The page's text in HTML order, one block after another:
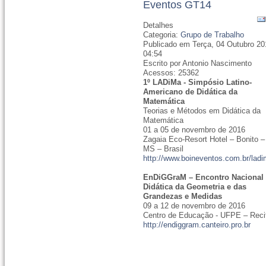
Eventos GT14
Detalhes
Categoria:Grupo de Trabalho
Publicado em Terça, 04 Outubro
04:54
Escrito por Antonio Nascimento
Acessos: 25362
1º LADiMa - Simpósio Latino-
Americano de Didática da
Matemática
Teorias e Métodos em Didática da
Matemática
01 a 05 de novembro de 2016
Zagaia Eco-Resort Hotel – Bonito –
MS – Brasil
http://www.boineventos.com.br/
EnDiGGraM – Encontro Nacional
Didática da Geometria e das
Grandezas e Medidas
09 a 12 de novembro de 2016
Centro de Educação - UFPE –
http://endiggram.canteiro.pro.br